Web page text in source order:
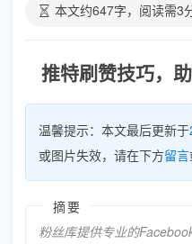
本文约647字，阅读需3
推特刷赞技巧，
温馨提示：本文最后更新于
或图片失效，请在下方留言
摘要
粉丝库提供专业的